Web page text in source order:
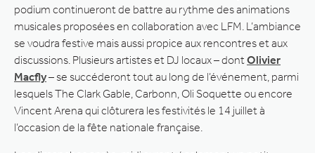
podium continueront de battre au rythme des animations
musicales proposées en collaboration avec LFM. L’ambiance
se voudra festive mais aussi propice aux rencontres et aux
discussions. Plusieurs artistes et DJ locaux – dontOlivier
Macfly– se succéderont tout au long de l’événement, parmi
lesquels The Clark Gable, Carbonn, Oli Soquette ou encore
Vincent Arena qui clôturera les festivités le 14 juillet à
l’occasion de la fête nationale française.